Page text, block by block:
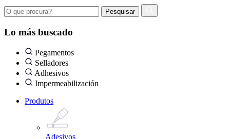
Lo más buscado
Pegamentos
Selladores
Adhesivos
Impermeabilización
Produtos
Adesivos